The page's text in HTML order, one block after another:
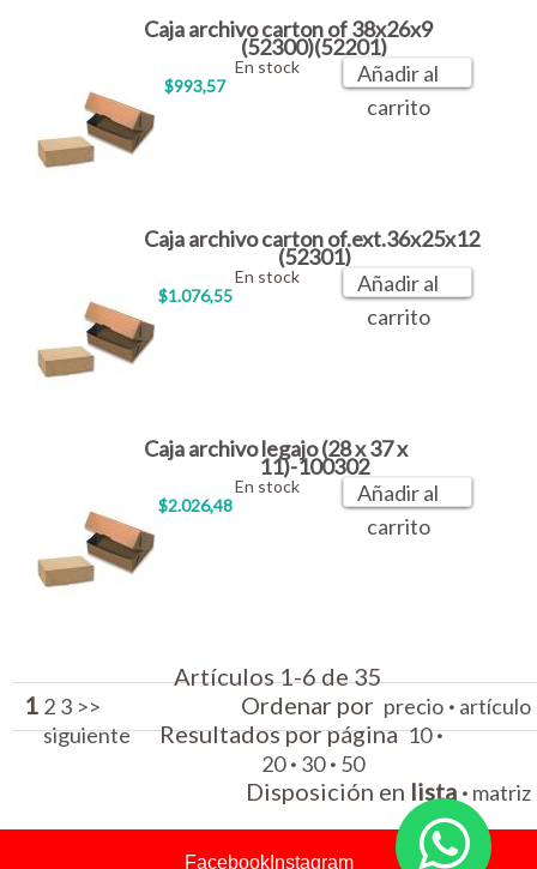
Caja archivo carton of 38x26x9
(52300)(52201)
$993,57
En stock
Añadir al
carrito
Caja archivo carton of.ext.36x25x12
(52301)
$1.076,55
En stock
Añadir al
carrito
Caja archivo legajo (28 x 37 x
11)-100302
$2.026,48
En stock
Añadir al
carrito
Artículos 1-6 de 35
1 2 3 >>
siguiente
Ordenar por precio · artículo
Resultados por página10·
20 · 30 · 50
Disposición en lista · matriz
FacebookInstagram